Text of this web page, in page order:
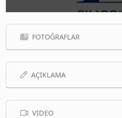
FOTOĞRAFLAR
AÇIKLAMA
VIDEO